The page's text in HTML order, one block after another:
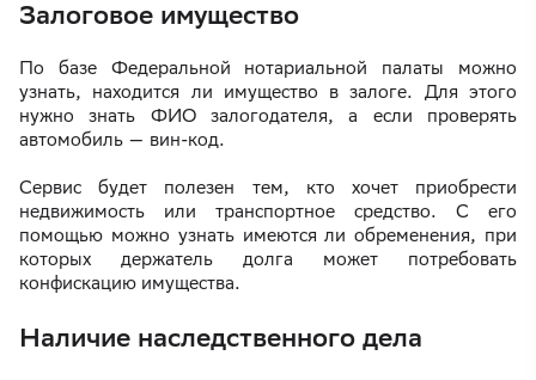
Залоговое имущество
По базе Федеральной нотариальной палаты можно
узнать, находится ли имущество в залоге. Для этого
нужно знать ФИО залогодателя, а если проверять
автомобиль — вин-код.
Сервис будет полезен тем, кто хочет приобрести
недвижимость или транспортное средство. С его
помощью можно узнать имеются ли обременения, при
которых держатель долга может потребовать
конфискацию имущества.
Наличие наследственного дела